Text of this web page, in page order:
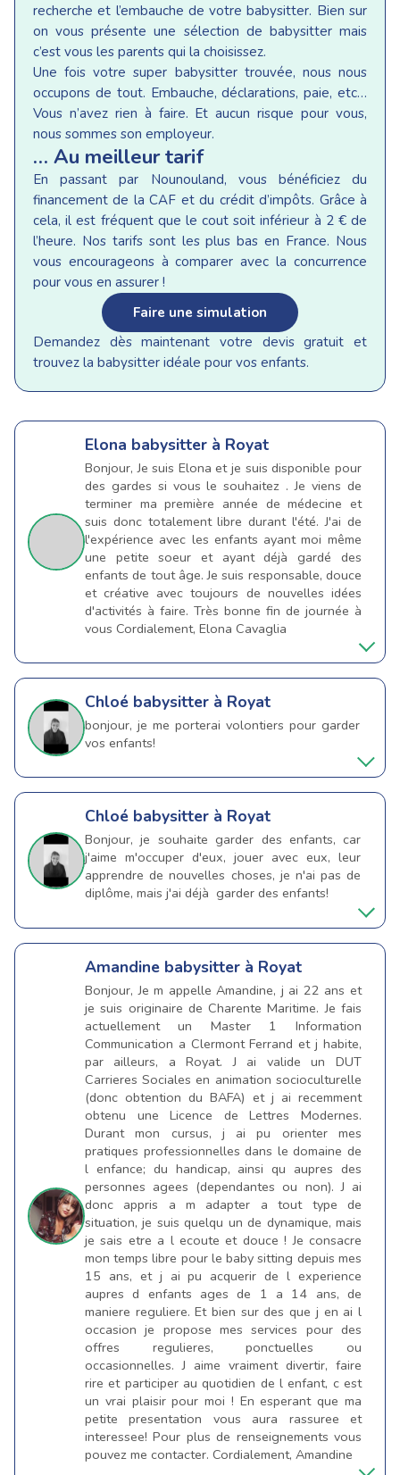
recherche et l’embauche de votre babysitter. Bien sur
on vous présente une sélection de babysitter mais
c’est vous les parents qui la choisissez.
Une fois votre super babysitter trouvée, nous nous
occupons de tout. Embauche, déclarations, paie, etc…
Vous n’avez rien à faire. Et aucun risque pour vous,
nous sommes son employeur.
… Au meilleur tarif
En passant par Nounouland, vous bénéficiez du
financement de la CAF et du crédit d’impôts. Grâce à
cela, il est fréquent que le cout soit inférieur à 2 € de
l’heure. Nos tarifs sont les plus bas en France. Nous
vous encourageons à comparer avec la concurrence
pour vous en assurer !
Faire une simulation
Demandez dès maintenant votre devis gratuit et
trouvez la babysitter idéale pour vos enfants.
Elona babysitter à Royat
Bonjour, Je suis Elona et je suis disponible pour
des gardes si vous le souhaitez . Je viens de
terminer ma première année de médecine et
suis donc totalement libre durant l'été. J'ai de
l'expérience avec les enfants ayant moi même
une petite soeur et ayant déjà gardé des
enfants de tout âge. Je suis responsable, douce
et créative avec toujours de nouvelles idées
d'activités à faire. Très bonne fin de journée à
vous Cordialement, Elona Cavaglia
Chloé babysitter à Royat
bonjour, je me porterai volontiers pour garder
vos enfants!
Chloé babysitter à Royat
Bonjour, je souhaite garder des enfants, car
j'aime m'occuper d'eux, jouer avec eux, leur
apprendre de nouvelles choses, je n'ai pas de
diplôme, mais j'ai déjà garder des enfants!
Amandine babysitter à Royat
Bonjour, Je m appelle Amandine, j ai 22 ans et
je suis originaire de Charente Maritime. Je fais
actuellement un Master 1 Information
Communication a Clermont Ferrand et j habite,
par ailleurs, a Royat. J ai valide un DUT
Carrieres Sociales en animation socioculturelle
(donc obtention du BAFA) et j ai recemment
obtenu une Licence de Lettres Modernes.
Durant mon cursus, j ai pu orienter mes
pratiques professionnelles dans le domaine de
l enfance; du handicap, ainsi qu aupres des
personnes agees (dependantes ou non). J ai
donc appris a m adapter a tout type de
situation, je suis quelqu un de dynamique, mais
je sais etre a l ecoute et douce ! Je consacre
mon temps libre pour le baby sitting depuis mes
15 ans, et j ai pu acquerir de l experience
aupres d enfants ages de 1 a 14 ans, de
maniere reguliere. Et bien sur des que j en ai l
occasion je propose mes services pour des
offres regulieres, ponctuelles ou
occasionnelles. J aime vraiment divertir, faire
rire et participer au quotidien de l enfant, c est
un vrai plaisir pour moi ! En esperant que ma
petite presentation vous aura rassuree et
interessee! Pour plus de renseignements vous
pouvez me contacter. Cordialement, Amandine